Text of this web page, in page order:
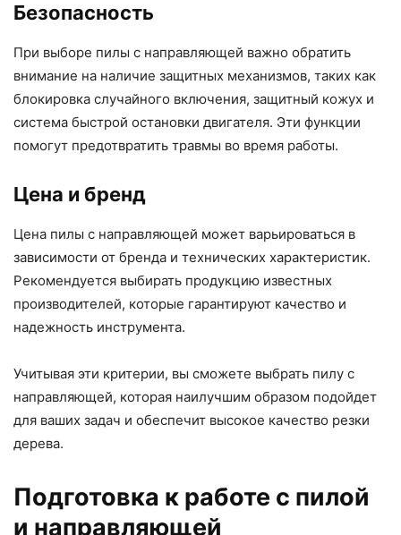
Безопасность
При выборе пилы с направляющей важно обратить
внимание на наличие защитных механизмов, таких как
блокировка случайного включения, защитный кожух и
система быстрой остановки двигателя. Эти функции
помогут предотвратить травмы во время работы.
Цена и бренд
Цена пилы с направляющей может варьироваться в
зависимости от бренда и технических характеристик.
Рекомендуется выбирать продукцию известных
производителей, которые гарантируют качество и
надежность инструмента.
Учитывая эти критерии, вы сможете выбрать пилу с
направляющей, которая наилучшим образом подойдет
для ваших задач и обеспечит высокое качество резки
дерева.
Подготовка к работе с пилой
и направляющей